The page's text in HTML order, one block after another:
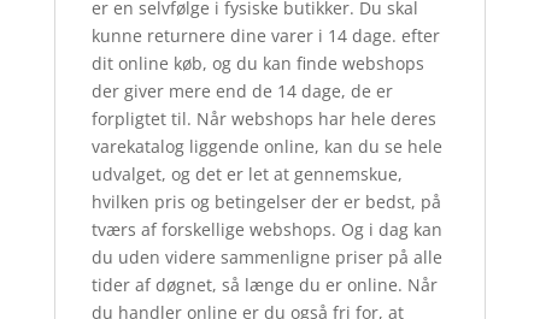
er en selvfølge i fysiske butikker. Du skal
kunne returnere dine varer i 14 dage. efter
dit online køb, og du kan finde webshops
der giver mere end de 14 dage, de er
forpligtet til. Når webshops har hele deres
varekatalog liggende online, kan du se hele
udvalget, og det er let at gennemskue,
hvilken pris og betingelser der er bedst, på
tværs af forskellige webshops. Og i dag kan
du uden videre sammenligne priser på alle
tider af døgnet, så længe du er online. Når
du handler online er du også fri for, at